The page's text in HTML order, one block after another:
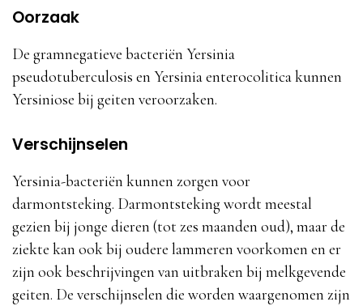
Oorzaak
De gramnegatieve bacteriën Yersinia
pseudotuberculosis en Yersinia enterocolitica kunnen
Yersiniose bij geiten veroorzaken.
Verschijnselen
Yersinia-bacteriën kunnen zorgen voor
darmontsteking. Darmontsteking wordt meestal
gezien bij jonge dieren (tot zes maanden oud), maar de
ziekte kan ook bij oudere lammeren voorkomen en er
zijn ook beschrijvingen van uitbraken bij melkgevende
geiten. De verschijnselen die worden waargenomen zijn